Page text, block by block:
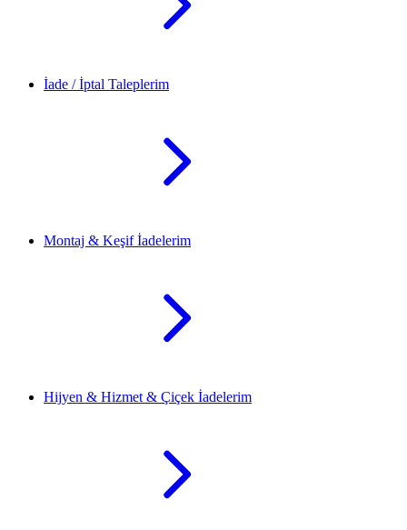
İade / İptal Taleplerim
Montaj & Keşif İadelerim
Hijyen & Hizmet & Çiçek İadelerim